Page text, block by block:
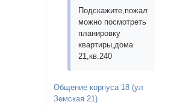
можно посмотреть
планировку
квартиры,дома
21,кв.240
Общение корпуса 18 (ул
Земская 21)